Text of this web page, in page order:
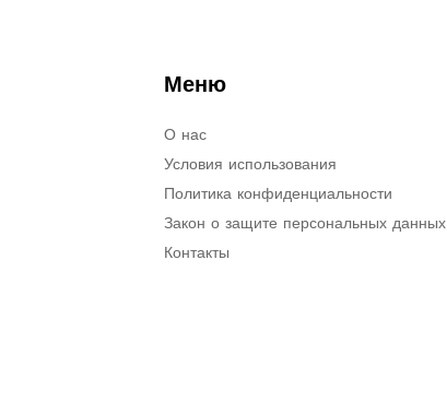
Меню
О нас
Условия использования
Политика конфиденциальности
Закон о защите персональных данных
Контакты